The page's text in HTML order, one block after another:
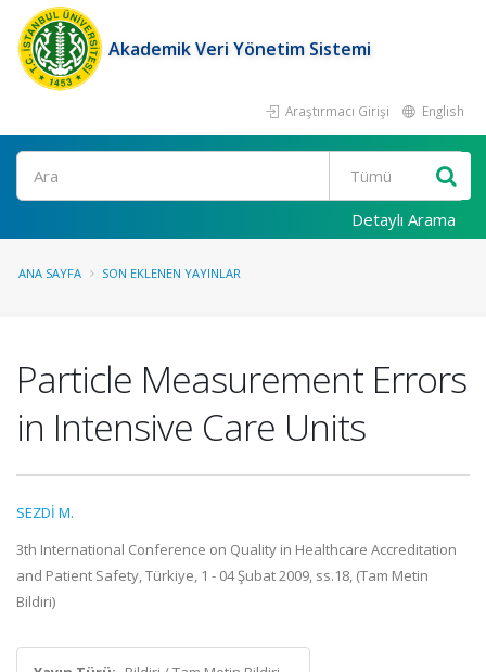
Akademik Veri Yönetim Sistemi
Araştırmacı Girişi English
Ara
Detaylı Arama
ANA SAYFA SON EKLENEN YAYINLAR
Particle Measurement Errors
in Intensive Care Units
SEZDİ M.
3th International Conference on Quality in Healthcare Accreditation
and Patient Safety, Türkiye, 1 - 04 Şubat 2009, ss.18, (Tam Metin
Bildiri)